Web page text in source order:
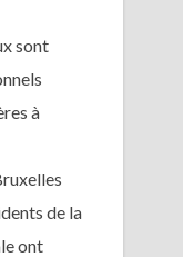
sont
à
de la
ont